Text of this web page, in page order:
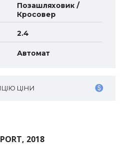
Позашляховик /
Кросовер
2.4
Автомат
ЦІНИ
2018